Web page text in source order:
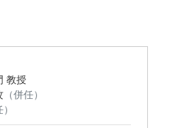
教授
（併任）